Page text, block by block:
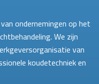
ondernemingen op het
We zijn
van
koudetechniek en